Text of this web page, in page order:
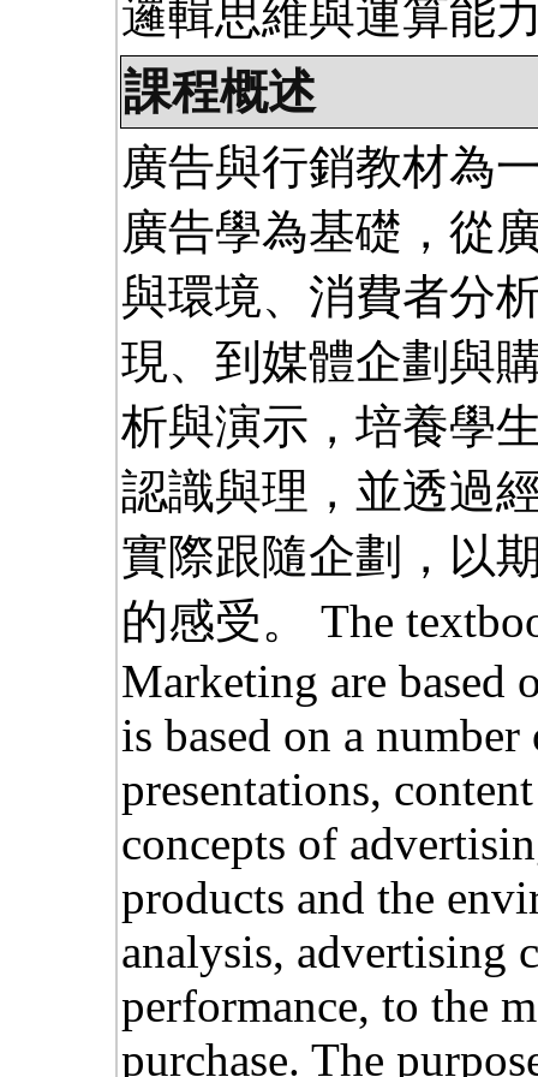
邏輯思維與運算能
課程概述
廣告與行銷教材為
廣告學為基礎，從
與環境、消費者分
現、到媒體企劃與
析與演示，培養學
認識與理，並透過
實際跟隨企劃，以
的感受。 The
Marketing are based
is based on a number
presentations,
concepts of
products and the
analysis, advertising
performance, to the
purchase. The